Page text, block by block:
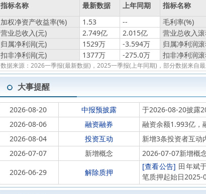
指标名称 最新数据 上年同期 指标名称
加权净资产收益率(%)
1.53 -- 毛利率(%)
营业总收入(元)
2.749亿 2.015亿 营业总收入
归属净利润(元)
1529万 -3.594万 归属净利润
扣非净利润(元)
1377万 -275.0万 扣非净利润
数据来源：2026一季报(最新数据)，2025一季报(上年同期)，部分数据来自
大事提醒
2026-08-20 中报预披露
于2026-08-20披露
2026-08-06
融资融券 融资余额1.993亿，
2026-08-04
投资互动
新增3条投资者互动
2026-07-07
新增概念 2026-07-07新增概
2026-06-29
解除质押
[查看公告] 田年斌
笔质押起始日2025-